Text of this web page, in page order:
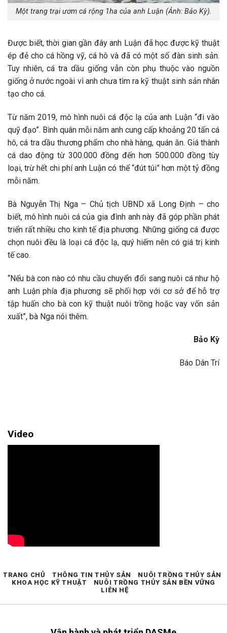
Một trang trại ươm cá rộng 1ha của anh Luận (Ảnh: Bảo Kỳ).
Được biết, thời gian gần đây anh Luận đã học được kỹ thuật
ép đẻ cho cá hồng vỹ, cá hô và đã có một số đàn sinh sản.
Tuy nhiên, cá tra dầu giống vẫn còn phụ thuộc vào nguồn
giống ở nước ngoài vì anh chưa tìm ra kỹ thuật sinh sản nhân
tạo cho cá.
Từ năm 2019, mô hình nuôi cá độc lạ của anh Luận “đi vào
quỹ đạo”. Bình quân mỗi năm anh cung cấp khoảng 20 tấn cá
hô, cá tra dầu thương phẩm cho nhà hàng, quán ăn. Giá thành
cá dao động từ 300.000 đồng đến hơn 500.000 đồng tùy
loại, trừ hết chi phí anh Luận có thể “đút túi” hơn một tỷ đồng
mỗi năm.
Bà Nguyễn Thị Nga – Chủ tịch UBND xã Long Định – cho
biết, mô hình nuôi cá của gia đình anh này đã góp phần phát
triển rất nhiều cho kinh tế địa phương. Những giống cá được
chọn nuôi đều là loại cá độc lạ, quý hiếm nên có giá trị kinh
tế cao.
“Nếu bà con nào có nhu cầu chuyển đổi sang nuôi cá như hộ
anh Luận phía địa phương sẽ phối hợp với cơ sở để hỗ trợ
tập huấn cho bà con kỹ thuật nuôi trồng hoặc vay vốn sản
xuất”, bà Nga nói thêm.
Bảo Kỳ
Báo Dân Trí
Video
TRANG CHỦ THÔNG TIN THỦY SẢN
NUÔI TRỒNG THỦY SẢN
KHOA HỌC KỸ THUẬT
NUÔI TRỒNG THỦY SẢN BỀN VỮNG
LIÊN HỆ